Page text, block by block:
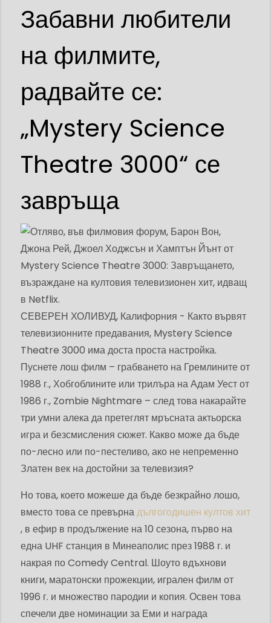
Забавни любители
на филмите,
радвайте се:
„Mystery Science
Theatre 3000“ се
завръща
СЕВЕРЕН ХОЛИВУД, Калифорния - Както вървят
телевизионните предавания, Mystery Science
Theatre 3000 има доста проста настройка.
Пуснете лош филм – грабването на Гремлините от
1988 г., Хобгоблините или трилъра на Адам Уест от
1986 г., Zombie Nightmare – след това накарайте
три умни алека да претеглят мръсната актьорска
игра и безсмисления сюжет. Какво може да бъде
по-лесно или по-пестеливо, ако не непременно
Златен век на достойни за телевизия?
Но това, което можеше да бъде безкрайно лошо,
вместо това се превърнадългогодишен култов хит
, в ефир в продължение на 10 сезона, първо на
една UHF станция в Минеаполис през 1988 г. и
накрая по Comedy Central. Шоуто вдъхнови
книги, маратонски прожекции, игрален филм от
1996 г. и множество пародии и копия. Освен това
спечели две номинации за Еми и награда